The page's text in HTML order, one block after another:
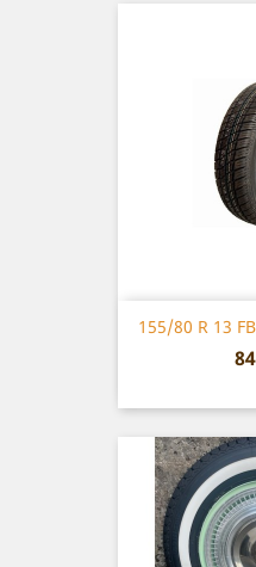
155/80 R 13